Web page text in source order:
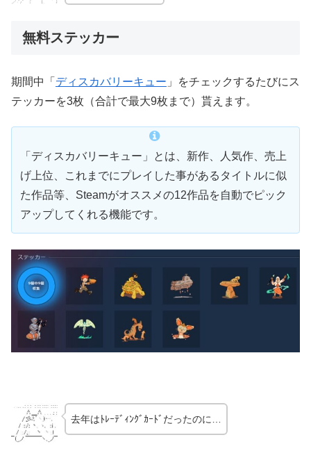
無料ステッカー
期間中「 ディスカバリーキュー 」をチェックするたびにス
テッカーを3枚（合計で最大9枚まで）貰えます。
「ディスカバリーキュー」とは、新作、人気作、売上
げ上位、これまでにプレイした事があるタイトルに似
た作品等、Steamがオススメの12作品を自動でピック
アップしてくれる機能です。
去年はﾄﾚｰﾃﾞｨﾝｸﾞｶｰﾄﾞだったのに…